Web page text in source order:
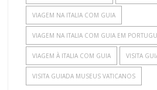
VIAGEM NA ITALIA COM GUIA
VIAGEM NA ITALIA COM GUIA EM
VIAGEM À ITALIA COM GUIA VISITA
VISITA GUIADA MUSEUS VATICANOS